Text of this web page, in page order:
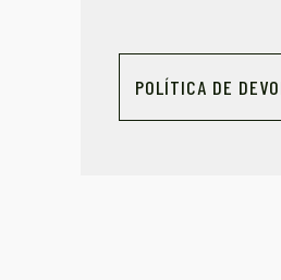
POLÍTICA DE